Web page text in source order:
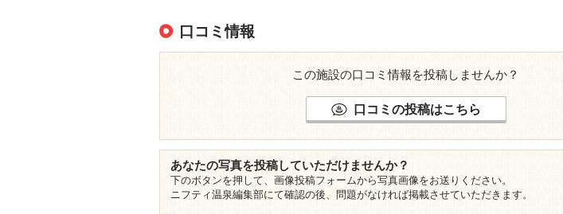
口コミ情報
この施設の口コミ情報を投稿しませんか？
口コミの投稿はこちら
あなたの写真を投稿していただけませんか？
下のボタンを押して、画像投稿フォームから写真画像をお送りください。
ニフティ温泉編集部にて確認の後、問題がなければ掲載させていただきます。